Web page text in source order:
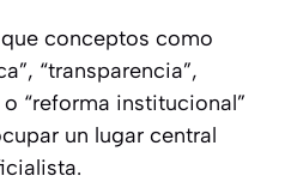
conceptos como
“transparencia”,
“reforma institucional”
un lugar central